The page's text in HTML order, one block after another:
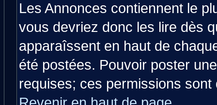
Les Annonces contiennent le
vous devriez donc les lire dès
apparaîssent en haut de
été postées. Pouvoir poster
requises; ces permissions